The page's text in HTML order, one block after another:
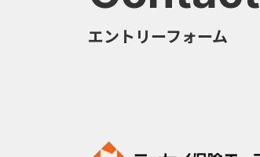
エントリーフォーム